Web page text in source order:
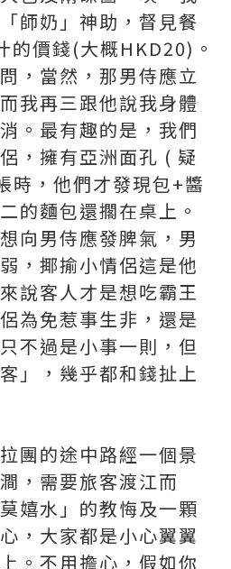
師奶」神助，督見餐
的價錢(大概HKD20)。
，當然，那男侍應立
我再三跟他說我身體
。最有趣的是，我們
，擁有亞洲面孔 ( 疑
時，他們才發現包+醬
的麵包還擱在桌上。
向男侍應發脾氣，男
，揶揄小情侶這是他
說客人才是想吃霸王
為免惹事生非，還是
不過是小事一則，但
」，幾乎都和錢扯上
團的途中路經一個景
，需要旅客渡江而
嬉水」的教悔及一顆
，大家都是小心翼翼
。不用擔心，假如你